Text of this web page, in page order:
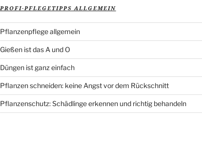
PROFI-PFLEGETIPPS ALLGEMEIN
Pflanzenpflege allgemein
Gießen ist das A und O
Düngen ist ganz einfach
Pflanzen schneiden: keine Angst vor dem Rückschnitt
Pflanzenschutz: Schädlinge erkennen und richtig behandeln